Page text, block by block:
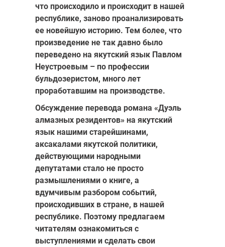
что происходило и происходит в нашей
республике, заново проанализировать
ее новейшую историю. Тем более, что
произведение не так давно было
переведено на якутский язык Павлом
Неустроевым – по профессии
бульдозеристом, много лет
проработавшим на производстве.
Обсуждение перевода романа «Дуэль
алмазных резидентов» на якутский
язык нашими старейшинами,
аксакалами якутской политики,
действующими народными
депутатами стало не просто
размышлениями о книге, а
вдумчивым разбором событий,
происходивших в стране, в нашей
республике. Поэтому предлагаем
читателям ознакомиться с
выступлениями и сделать свои